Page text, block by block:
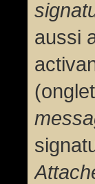
aussi
(onglet